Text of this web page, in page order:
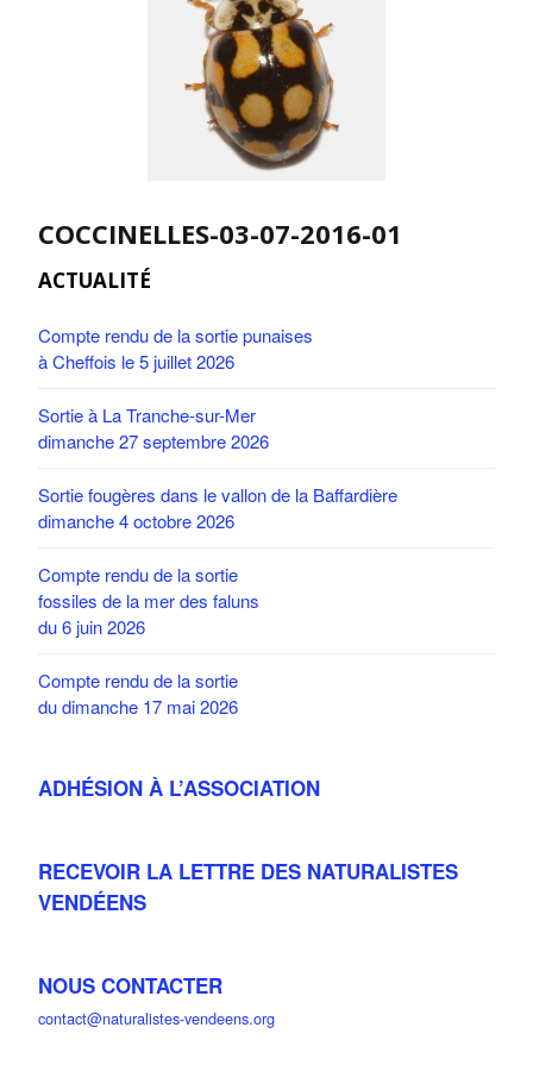
COCCINELLES-03-07-2016-01
ACTUALITÉ
Compte rendu de la sortie punaises
à Cheffois le 5 juillet 2026
Sortie à La Tranche-sur-Mer
dimanche 27 septembre 2026
Sortie fougères dans le vallon de la Baffardière
dimanche 4 octobre 2026
Compte rendu de la sortie
fossiles de la mer des faluns
du 6 juin 2026
Compte rendu de la sortie
du dimanche 17 mai 2026
ADHÉSION À L’ASSOCIATION
RECEVOIR LA LETTRE DES NATURALISTES
VENDÉENS
NOUS CONTACTER
contact@naturalistes-vendeens.org